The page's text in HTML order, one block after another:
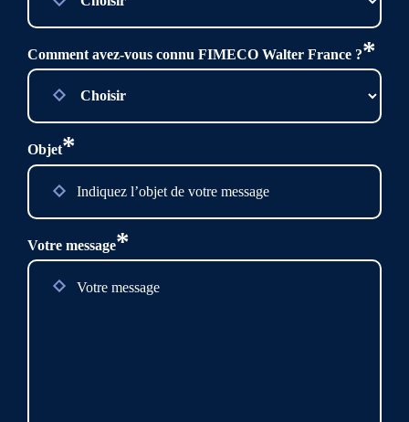
Comment avez-vous connu FIMECO Walter France ?*
Objet*
Votre message*